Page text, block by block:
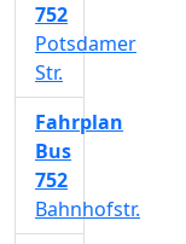
752
Potsdamer
Str.
Fahrplan
Bus
752
Bahnhofstr.